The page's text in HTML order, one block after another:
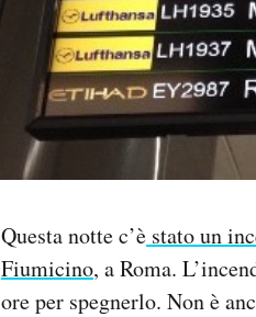
Questa notte c’è stato un
Fiumicino, a Roma.
ore per spegnerlo. Non è